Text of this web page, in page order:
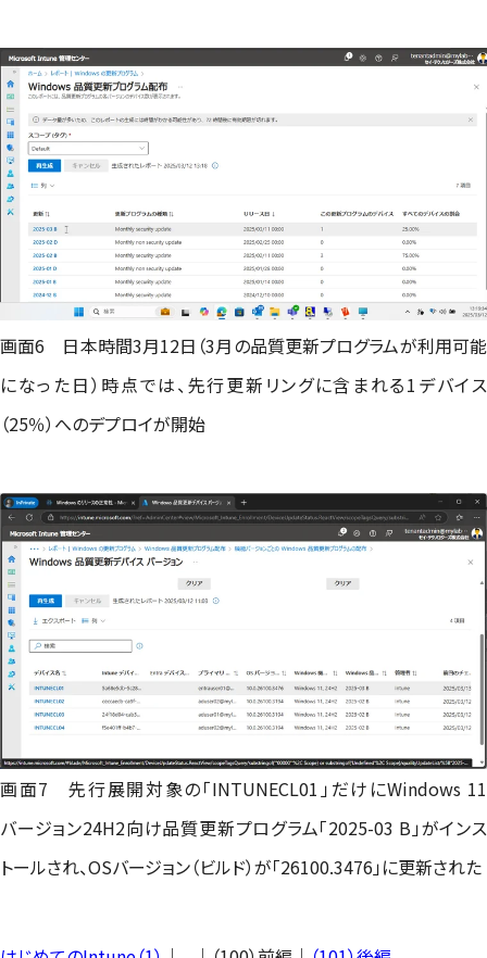
画面6 日本時間3月12日（3月の品質更新プログラムが利用可能
になった日）時点では、先行更新リングに含まれる1デバイス
（25％）へのデプロイが開始
画面7 先行展開対象の「INTUNECL01」だけにWindows 11
バージョン24H2向け品質更新プログラム「2025-03 B」がインス
トールされ、OSバージョン（ビルド）が「26100.3476」に更新された